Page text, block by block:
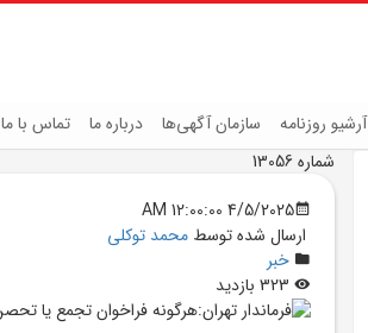
آرشیو روزنامه سازمان آگهی‌ها درباره ما تماس با ما
شماره 13056
4/5/2025 12:00:00 AM
ارسال شده توسط محمد توکلی
خبر